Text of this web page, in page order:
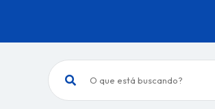
O que está buscando?